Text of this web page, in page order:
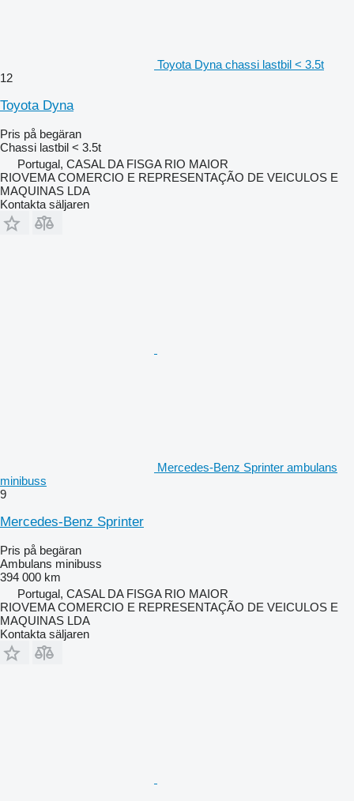
Toyota Dyna chassi lastbil < 3.5t
12
Toyota Dyna
Pris på begäran
Chassi lastbil < 3.5t
Portugal, CASAL DA FISGA RIO MAIOR
RIOVEMA COMERCIO E REPRESENTAÇÃO DE VEICULOS E
MAQUINAS LDA
Kontakta säljaren
Mercedes-Benz Sprinter ambulans
minibuss
9
Mercedes-Benz Sprinter
Pris på begäran
Ambulans minibuss
394 000 km
Portugal, CASAL DA FISGA RIO MAIOR
RIOVEMA COMERCIO E REPRESENTAÇÃO DE VEICULOS E
MAQUINAS LDA
Kontakta säljaren